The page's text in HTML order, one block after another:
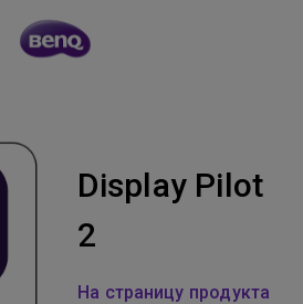
Display Pilot
2
На страницу продукта